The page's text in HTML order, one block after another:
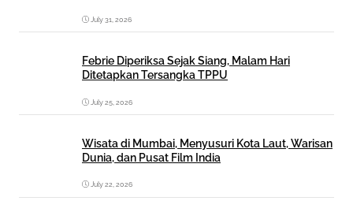
July 31, 2026
Febrie Diperiksa Sejak Siang, Malam Hari
Ditetapkan Tersangka TPPU
July 25, 2026
Wisata di Mumbai, Menyusuri Kota Laut, Warisan
Dunia, dan Pusat Film India
July 22, 2026